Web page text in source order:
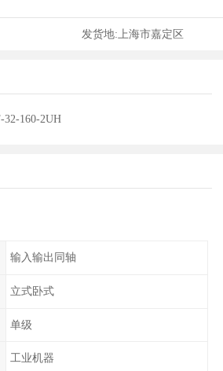
发货地: 上海市嘉定区
32-160-2UH
输入输出同轴
立式卧式
单级
工业机器